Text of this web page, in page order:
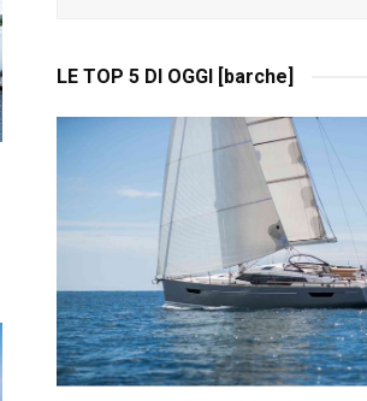
LE TOP 5 DI OGGI [barche]